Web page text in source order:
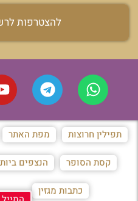
להצטרפות
תפילין חרוצות מפת האתר
קסת הסופר הנצפים
כתבות מגזין